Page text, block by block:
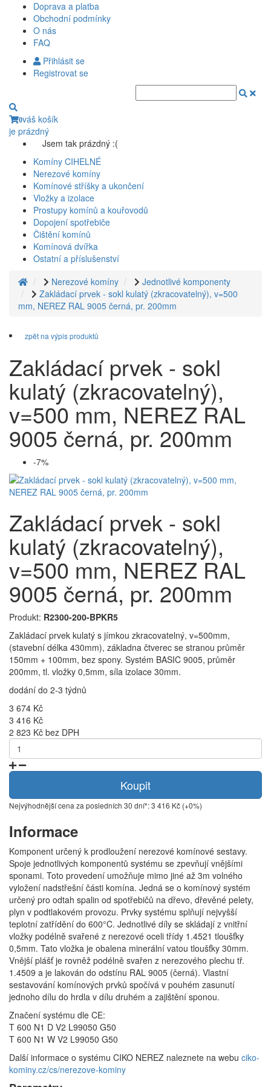
Doprava a platba
Obchodní podmínky
O nás
FAQ
Přihlásit se
Registrovat se
0váš košík
je prázdný
Jsem tak prázdný :(
Komíny CIHELNÉ
Nerezové komíny
Komínové stříšky a ukončení
Vložky a izolace
Prostupy komínů a kouřovodů
Dopojení spotřebiče
Čištění komínů
Komínová dvířka
Ostatní a příslušenství
Nerezové komíny
Jednotlivé komponenty
Zakládací prvek - sokl kulatý (zkracovatelný), v=500
mm, NEREZ RAL 9005 černá, pr. 200mm
zpět na výpis produktů
Zakládací prvek - sokl
kulatý (zkracovatelný),
v=500 mm, NEREZ RAL
9005 černá, pr. 200mm
-7%
Zakládací prvek - sokl
kulatý (zkracovatelný),
v=500 mm, NEREZ RAL
9005 černá, pr. 200mm
Produkt: R2300-200-BPKR5
Zakládací prvek kulatý s jímkou zkracovatelný, v=500mm,
(stavební délka 430mm), základna čtverec se stranou průměr
150mm + 100mm, bez spony. Systém BASIC 9005, průměr
200mm, tl. vložky 0,5mm, síla izolace 30mm.
dodání do 2-3 týdnů
3 674 Kč
3 416 Kč
2 823 Kč bez DPH
Koupit
Nejvýhodnější cena za posledních 30 dní*: 3 416 Kč (+0%)
Informace
Komponent určený k prodloužení nerezové komínové sestavy.
Spoje jednotlivých komponentů systému se zpevňují vnějšími
sponami. Toto provedení umožňuje mimo jiné až 3m volného
vyložení nadstřešní části komína. Jedná se o komínový systém
určený pro odtah spalin od spotřebičů na dřevo, dřevěné pelety,
plyn v podtlakovém provozu. Prvky systému splňují nejvyšší
teplotní zatřídění do 600°C. Jednotlivé díly se skládají z vnitřní
vložky podélně svařené z nerezové oceli třídy 1.4521 tloušťky
0,5mm. Tato vložka je obalena minerální vatou tloušťky 30mm.
Vnější plášť je rovněž podélně svařen z nerezového plechu tř.
1.4509 a je lakován do odstínu RAL 9005 (černá). Vlastní
sestavování komínových prvků spočívá v pouhém zasunutí
jednoho dílu do hrdla v dílu druhém a zajištění sponou.
Značení systému dle CE:
T 600 N1 D V2 L99050 G50
T 600 N1 W V2 L99050 G50
Další informace o systému CIKO NEREZ naleznete na webu ciko-
kominy.cz/cs/nerezove-kominy